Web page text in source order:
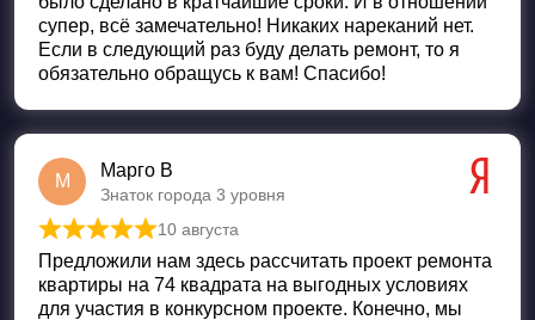
супер, всё замечательно! Никаких нареканий нет.
Если в следующий раз буду делать ремонт, то я
обязательно обращусь к вам! Спасибо!
М
Марго В
Знаток города 3 уровня
Оценка5 из 5
10 августа
Предложили нам здесь рассчитать проект ремонта
квартиры на 74 квадрата на выгодных условиях
для участия в конкурсном проекте. Конечно, мы